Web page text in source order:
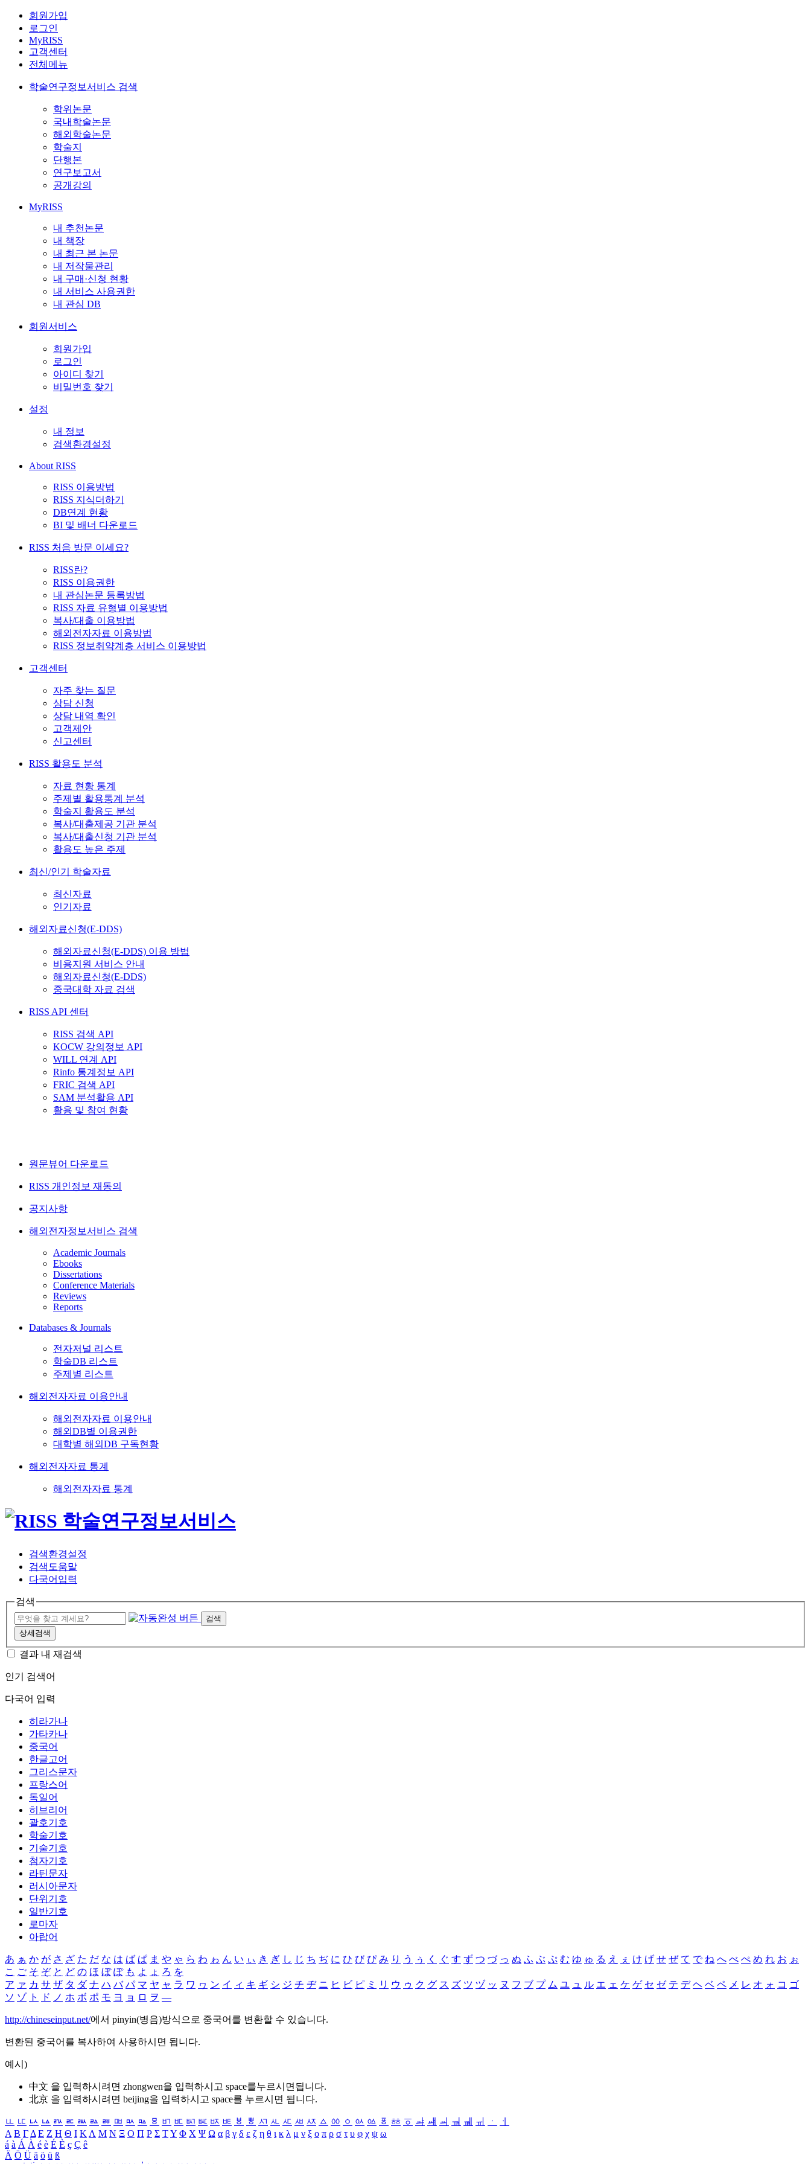
회원가입
로그인
MyRISS
고객센터
전체메뉴
학술연구정보서비스 검색
학위논문
국내학술논문
해외학술논문
학술지
단행본
연구보고서
공개강의
MyRISS
내 추천논문
내 책장
내 최근 본 논문
내 저작물관리
내 구매·신청 현황
내 서비스 사용권한
내 관심 DB
회원서비스
회원가입
로그인
아이디 찾기
비밀번호 찾기
설정
내 정보
검색환경설정
About RISS
RISS 이용방법
RISS 지식더하기
DB연계 현황
BI 및 배너 다운로드
RISS 처음 방문 이세요?
RISS란?
RISS 이용권한
내 관심논문 등록방법
RISS 자료 유형별 이용방법
복사/대출 이용방법
해외전자자료 이용방법
RISS 정보취약계층 서비스 이용방법
고객센터
자주 찾는 질문
상담 신청
상담 내역 확인
고객제안
신고센터
RISS 활용도 분석
자료 현황 통계
주제별 활용통계 분석
학술지 활용도 분석
복사/대출제공 기관 분석
복사/대출신청 기관 분석
활용도 높은 주제
최신/인기 학술자료
최신자료
인기자료
해외자료신청(E-DDS)
해외자료신청(E-DDS) 이용 방법
비용지원 서비스 안내
해외자료신청(E-DDS)
중국대학 자료 검색
RISS API 센터
RISS 검색 API
KOCW 강의정보 API
WILL 연계 API
Rinfo 통계정보 API
FRIC 검색 API
SAM 분석활용 API
활용 및 참여 현황
원문뷰어 다운로드
RISS 개인정보 재동의
공지사항
해외전자정보서비스 검색
Academic Journals
Ebooks
Dissertations
Conference Materials
Reviews
Reports
Databases & Journals
전자저널 리스트
학술DB 리스트
주제별 리스트
해외전자자료 이용안내
해외전자자료 이용안내
해외DB별 이용권한
대학별 해외DB 구독현황
해외전자자료 통계
해외전자자료 통계
검색환경설정
검색도움말
다국어입력
검색
검색
상세검색
결과 내 재검색
인기 검색어
다국어 입력
히라가나
가타카나
중국어
한글고어
그리스문자
프랑스어
독일어
히브리어
괄호기호
학술기호
기술기호
첨자기호
라틴문자
러시아문자
단위기호
일반기호
로마자
아랍어
あ ぁ か が さ ざ た だ な は ば ぱ ま や ゃ ら わ ゎ ん い ぃ き ぎ し じ ち ぢ に ひ び ぴ み り う ぅ く ぐ す ず つ づ っ ぬ ふ ぶ ぷ む ゆ ゅ る え ぇ け げ せ ぜ て で ね へ べ ぺ め れ お ぉ
こ ご そ ぞ と ど の ほ ぼ ぽ も よ ょ ろ を
ア ァ カ サ ザ タ ダ ナ ハ バ パ マ ヤ ャ ラ ワ ヮ ン イ ィ キ ギ シ ジ チ ヂ ニ ヒ ビ ピ ミ リ ウ ゥ ク グ ス ズ ツ ヅ ッ ヌ フ ブ プ ム ユ ュ ル エ ェ ケ ゲ セ ゼ テ デ ヘ ベ ペ メ レ オ ォ コ ゴ
ソ ゾ ト ド ノ ホ ボ ポ モ ヨ ョ ロ ヲ ―
http://chineseinput.net/에서 pinyin(병음)방식으로 중국어를 변환할 수 있습니다.
변환된 중국어를 복사하여 사용하시면 됩니다.
예시)
中文 을 입력하시려면 zhongwen을 입력하시고 space를누르시면됩니다.
北京 을 입력하시려면 beijing을 입력하시고 space를 누르시면 됩니다.
ㅥ ㅦ ㅧ ㅨ ㅩ ㅪ ㅫ ㅬ ㅭ ㅮ ㅯ ㅰ ㅱ ㅲ ㅳ ㅴ ㅵ ㅶ ㅷ ㅸ ㅹ ㅺ ㅻ ㅼ ㅽ ㅾ ㅿ ㆀ ㆁ ㆂ ㆃ ㆄ ㆅ ㆆ ㆇ ㆈ ㆉ ㆊ ㆋ ㆌ ㆍ
ㆎ
Α Β ΓΔ Ε Ζ Η Θ Ι ΚΛ Μ Ν Ξ Ο Π Ρ Σ ΤΥ Φ Χ Ψ Ω α β γ δ ε ζ η θ ι κ λ μ ν ξ ο π ρ σ τ υ φ χ ψ ω
á à Á À é è É È ç Ç ê
Ä Ö Ü ä ö ü ß